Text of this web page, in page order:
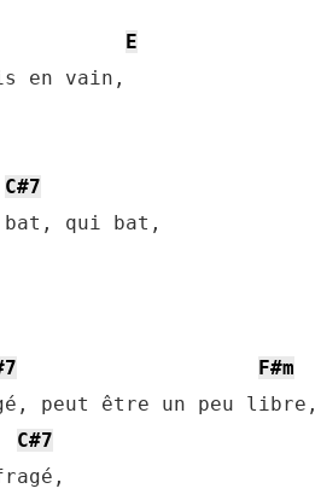
E
en vain,
C#7
bat, qui bat,
F#m
peut être un peu libre,
C#7